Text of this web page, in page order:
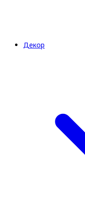
Декор